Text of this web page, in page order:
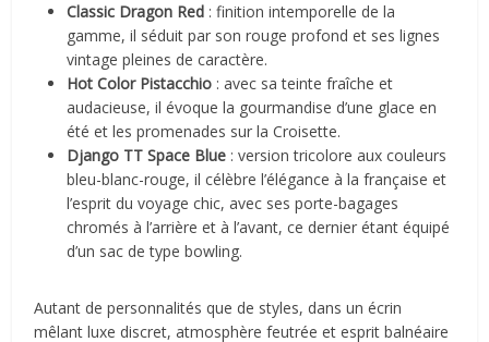
Classic Dragon Red : finition intemporelle de la
gamme, il séduit par son rouge profond et ses lignes
vintage pleines de caractère.
Hot Color Pistacchio : avec sa teinte fraîche et
audacieuse, il évoque la gourmandise d’une glace en
été et les promenades sur la Croisette.
Django TT Space Blue : version tricolore aux couleurs
bleu-blanc-rouge, il célèbre l’élégance à la française et
l’esprit du voyage chic, avec ses porte-bagages
chromés à l’arrière et à l’avant, ce dernier étant équipé
d’un sac de type bowling.
Autant de personnalités que de styles, dans un écrin
mêlant luxe discret, atmosphère feutrée et esprit balnéaire